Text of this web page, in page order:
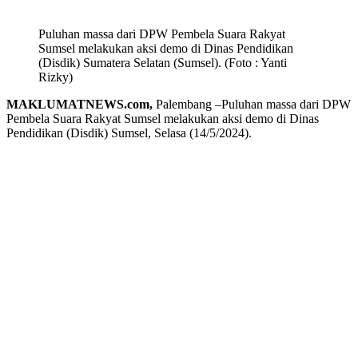
Puluhan massa dari DPW Pembela Suara Rakyat
Sumsel melakukan aksi demo di Dinas Pendidikan
(Disdik) Sumatera Selatan (Sumsel). (Foto : Yanti
Rizky)
MAKLUMATNEWS.com, Palembang –Puluhan massa dari DPW
Pembela Suara Rakyat Sumsel melakukan aksi demo di Dinas
Pendidikan (Disdik) Sumsel, Selasa (14/5/2024).